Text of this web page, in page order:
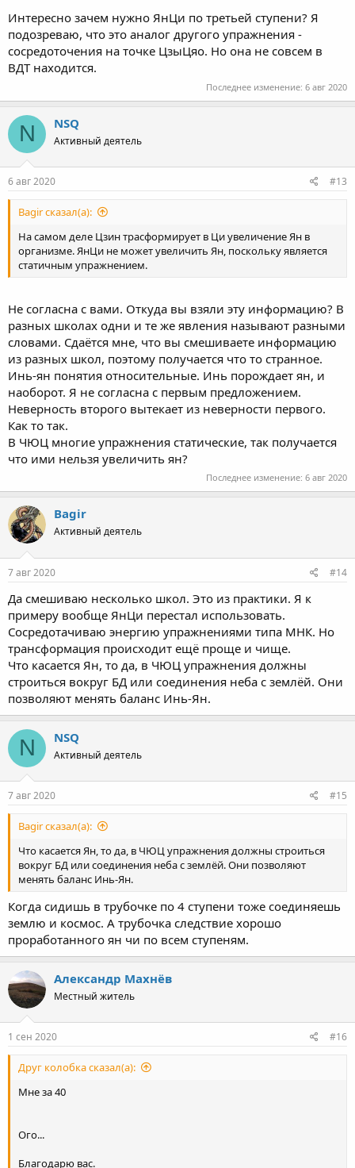
Интересно зачем нужно ЯнЦи по третьей ступени? Я
подозреваю, что это аналог другого упражнения -
сосредоточения на точке ЦзыЦяо. Но она не совсем в
ВДТ находится.
Последнее изменение: 6 авг 2020
N NSQ
Активный деятель
6 авг 2020 #13
Bagir сказал(а):
На самом деле Цзин трасформирует в Ци увеличение Ян в
организме. ЯнЦи не может увеличить Ян, поскольку является
статичным упражнением.
Не согласна с вами. Откуда вы взяли эту информацию? В
разных школах одни и те же явления называют разными
словами. Сдаётся мне, что вы смешиваете информацию
из разных школ, поэтому получается что то странное.
Инь-ян понятия относительные. Инь порождает ян, и
наоборот. Я не согласна с первым предложением.
Неверность второго вытекает из неверности первого.
Как то так.
В ЧЮЦ многие упражнения статические, так получается
что ими нельзя увеличить ян?
Последнее изменение: 6 авг 2020
Bagir
Активный деятель
7 авг 2020 #14
Да смешиваю несколько школ. Это из практики. Я к
примеру вообще ЯнЦи перестал использовать.
Сосредотачиваю энергию упражнениями типа МНК. Но
трансформация происходит ещё проще и чище.
Что касается Ян, то да, в ЧЮЦ упражнения должны
строиться вокруг БД или соединения неба с землёй. Они
позволяют менять баланс Инь-Ян.
N NSQ
Активный деятель
7 авг 2020 #15
Bagir сказал(а):
Что касается Ян, то да, в ЧЮЦ упражнения должны строиться
вокруг БД или соединения неба с землёй. Они позволяют
менять баланс Инь-Ян.
Когда сидишь в трубочке по 4 ступени тоже соединяешь
землю и космос. А трубочка следствие хорошо
проработанного ян чи по всем ступеням.
Александр Махнёв
Местный житель
1 сен 2020 #16
Друг колобка сказал(а):
Мне за 40
Ого...
Благодарю вас.